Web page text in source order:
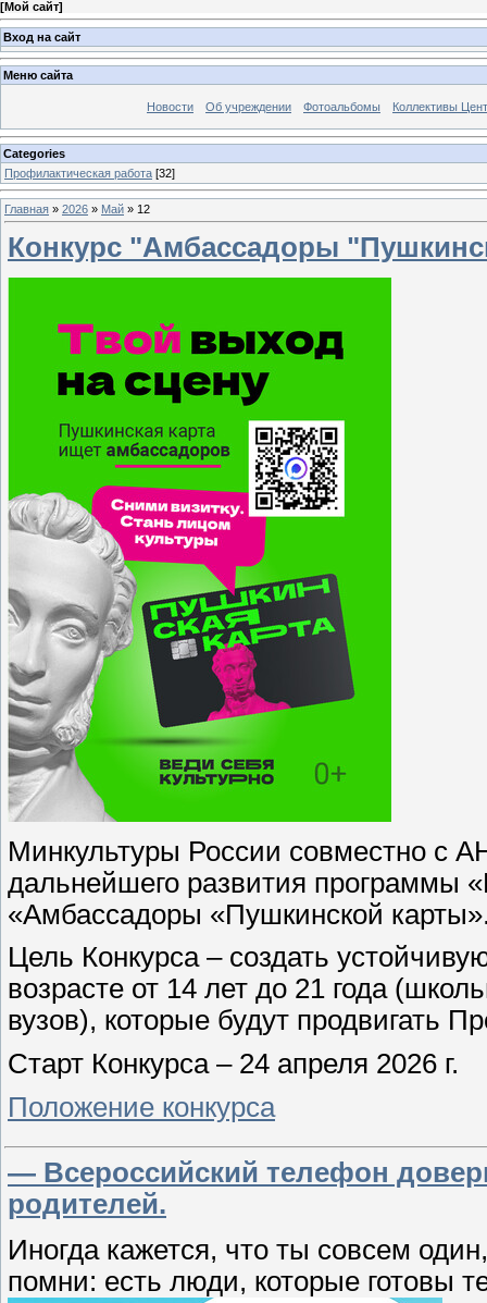
[Мой сайт]
Вход на сайт
Меню сайта
Новости Об учреждении Фотоальбомы Коллективы
Categories
Профилактическая работа [32]
Главная » 2026 » Май » 12
Конкурс "Амбассадоры
Минкультуры России совместно с
дальнейшего развития программы
«Амбассадоры «Пушкинской
Цель Конкурса – создать
возрасте от 14 лет до 21 года
вузов), которые будут продвигать
Старт Конкурса – 24 апреля 2026 г.
Положение конкурса
— Всероссийский телефон
родителей.
Иногда кажется, что ты совсем
помни: есть люди, которые готовы